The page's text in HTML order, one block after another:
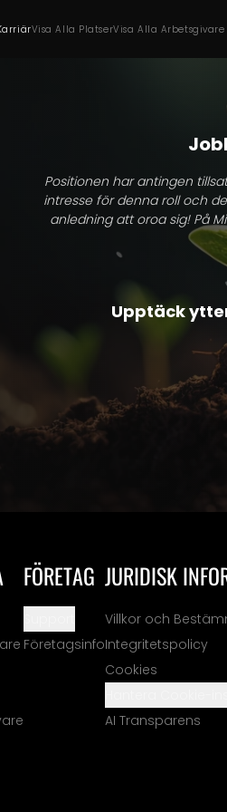
Visa Alla PlatserVisa Alla Arbetsgivare
Positionen har antingen
intresse för denna roll och
anledning att oroa sig! På
Upptäck
FÖRETAG
Företagsinfo
JURIDISK
Villkor och
Integritetspolicy
Cookies
AI Transparens